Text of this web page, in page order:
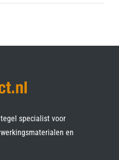
specialist voor
en